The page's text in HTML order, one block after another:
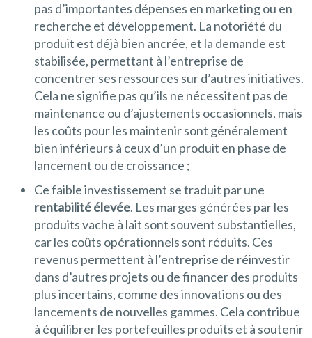
pas d’importantes dépenses en marketing ou en
recherche et développement. La notoriété du
produit est déjà bien ancrée, et la demande est
stabilisée, permettant à l’entreprise de
concentrer ses ressources sur d’autres initiatives.
Cela ne signifie pas qu’ils ne nécessitent pas de
maintenance ou d’ajustements occasionnels, mais
les coûts pour les maintenir sont généralement
bien inférieurs à ceux d’un produit en phase de
lancement ou de croissance ;
Ce faible investissement se traduit par une
rentabilité élevée. Les marges générées par les
produits vache à lait sont souvent substantielles,
car les coûts opérationnels sont réduits. Ces
revenus permettent à l’entreprise de réinvestir
dans d’autres projets ou de financer des produits
plus incertains, comme des innovations ou des
lancements de nouvelles gammes. Cela contribue
à équilibrer les portefeuilles produits et à soutenir